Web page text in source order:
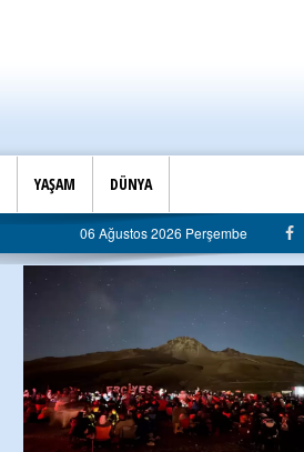
YAŞAM DÜNYA
06 Ağustos 2026 Perşembe